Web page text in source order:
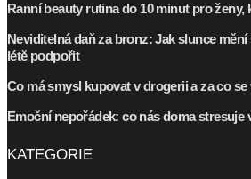
Ranní beauty rutina do 10 minut pro ženy,
Neviditelná daň za bronz: Jak slunce
létě podpořit
Co má smysl kupovat v drogerii a za co
Emoční nepořádek: co nás doma stresuje
KATEGORIE